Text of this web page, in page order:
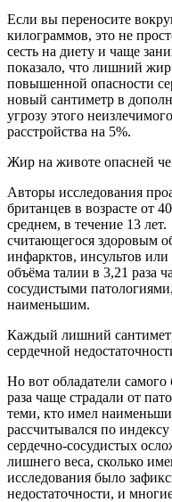
Если вы переносите
килограммов, это не
сесть на диету и чаще
показало, что лишний
повышенной опасности
новый сантиметр в
угрозу этого
расстройства на 5%.
Жир на животе опасней
Авторы исследования
британцев в возрасте от
среднем, в течение 13
считающегося здоровым
инфарктов, инсультов
объёма талии в 3,21 раза
сосудистыми
наименьшим.
Каждый лишний
сердечной
Но вот обладатели
раза чаще страдали от
теми, кто имел
рассчитывался по
сердечно-сосудистых
лишнего веса, сколько
исследования было
недостаточности, и